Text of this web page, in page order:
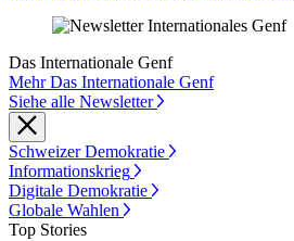
Das Internationale Genf
Mehr Das Internationale Genf
Siehe alle Newsletter
Schweizer Demokratie
Informationskrieg
Digitale Demokratie
Globale Wahlen
Top Stories